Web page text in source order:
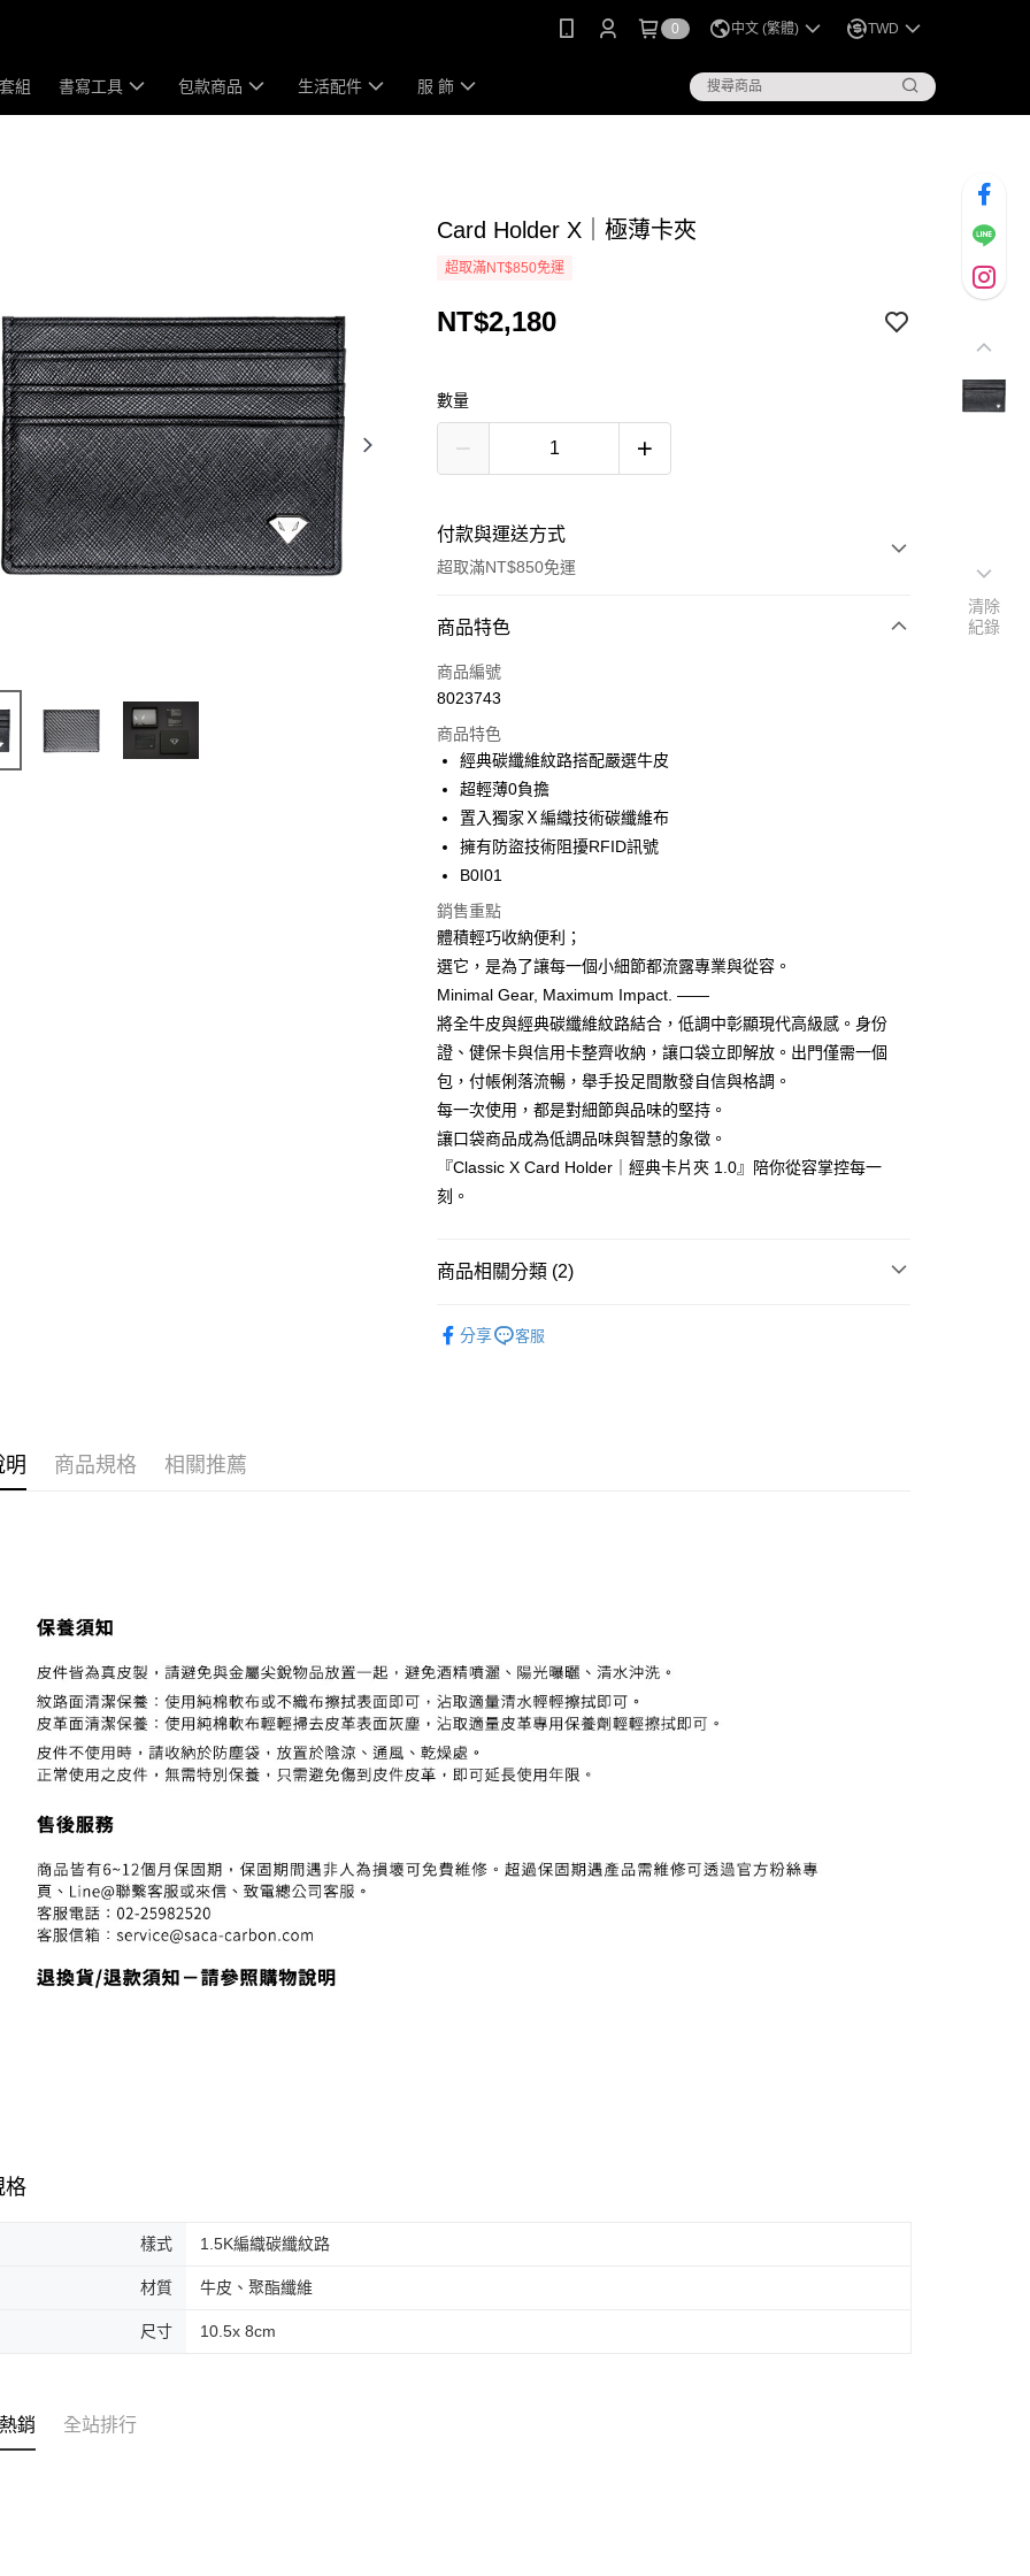
0 中文 (繁體) TWD
組 書寫工具 包款商品 生活配件 服 飾
Card Holder X｜極薄卡夾
超取滿NT$850免運
NT$2,180
數量
付款與運送方式
超取滿NT$850免運
付款方式
信用卡一次付款
悠遊付
運送方式
全家取貨付款
每筆NT$60，滿NT$850(含以上)免運費
7-11取貨付款
每筆NT$60，滿NT$850(含以上)免運費
宅配
每筆NT$60，滿NT$850(含以上)免運費
商品特色
商品編號
8023743
商品特色
經典碳纖維紋路搭配嚴選牛皮
超輕薄0負擔
置入獨家Ｘ編織技術碳纖維布
擁有防盜技術阻擾RFID訊號
B0I01
銷售重點
體積輕巧收納便利；
選它，是為了讓每一個小細節都流露專業與從容。
Minimal Gear, Maximum Impact. ——
將全牛皮與經典碳纖維紋路結合，低調中彰顯現代高級感。身份
證、健保卡與信用卡整齊收納，讓口袋立即解放。出門僅需一個
包，付帳俐落流暢，舉手投足間散發自信與格調。
每一次使用，都是對細節與品味的堅持。
讓口袋商品成為低調品味與智慧的象徵。
『Classic X Card Holder｜經典卡片夾 1.0』陪你從容掌控每一
刻。
商品相關分類 (2)
分享 客服
明 商品規格 相關推薦
格
樣式 1.5K編織碳纖紋路
材質 牛皮、聚酯纖維
尺寸 10.5x 8cm
銷 全站排行
清除
紀錄